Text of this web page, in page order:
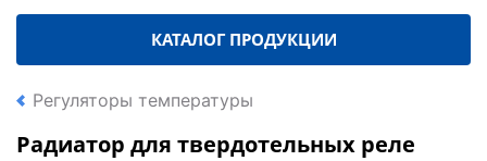
КАТАЛОГ ПРОДУКЦИИ
Регуляторы температуры
Радиатор для твердотельных реле